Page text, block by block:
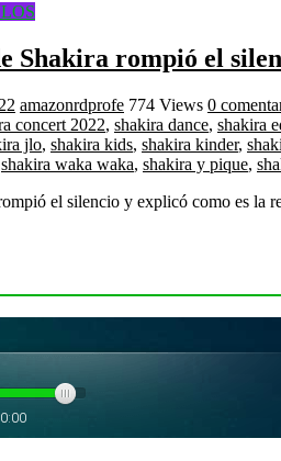
Shakira rompió el
amazonrdprofe 774 Views 0
concert 2022, shakira dance, shakira
jlo, shakira kids, shakira kinder,
shakira waka waka, shakira y pique,
el silencio y explicó como es la